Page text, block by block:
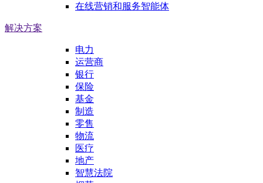
在线营销和服务智能体
解决方案
电力
运营商
银行
保险
基金
制造
零售
物流
医疗
地产
智慧法院